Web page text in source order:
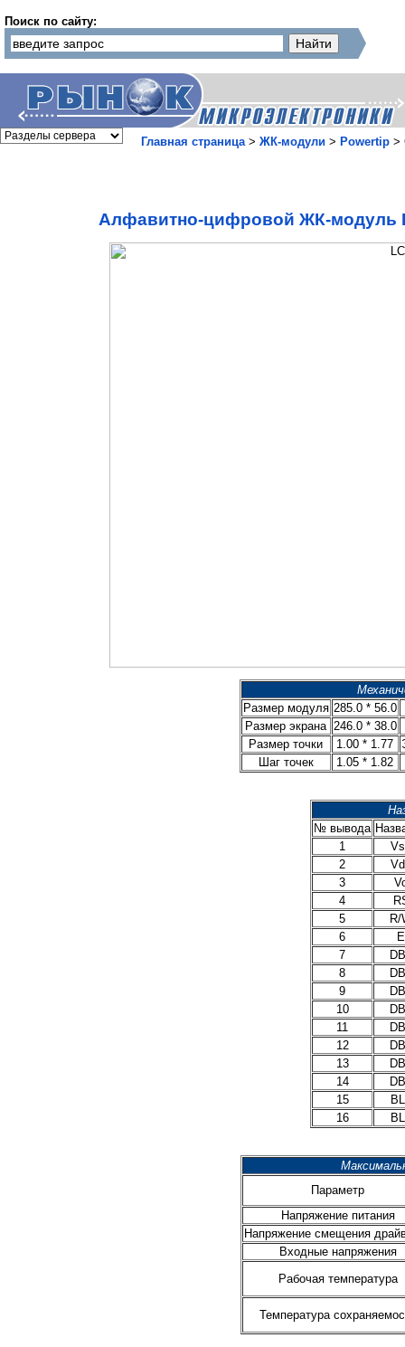
Поиск по сайту:
Главная страница> ЖК-модули > Powertip >
Алфавитно-цифровой ЖК-модуль
Размер модуля 285.0 * 56.0
Размер экрана 246.0 * 38.0
Размер точки
1.00 * 1.77
Шаг точек
1.05 * 1.82
№ вывода
1
2
3
4
5
R/
6
E
7
8
9
10
11
12
13
14
15
16
Параметр
Напряжение питания
Напряжение смещения
Входные напряжения
Рабочая температура
Температура